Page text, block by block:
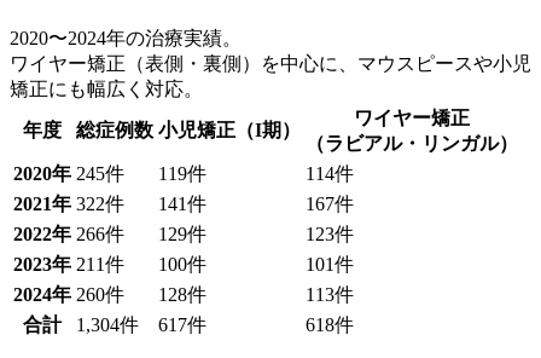
2020〜2024年の治療実績。
ワイヤー矯正（表側・裏側）を中心に、マウスピースや小児
矯正にも幅広く対応。
年度
総症例数 小児矯正（I期）
ワイヤー矯正
（ラビアル・リンガル）
2020年 245件 119件
114件
2021年 322件 141件
167件
2022年 266件 129件
123件
2023年 211件 100件
101件
2024年 260件 128件
113件
合計
1,304件 617件 618件